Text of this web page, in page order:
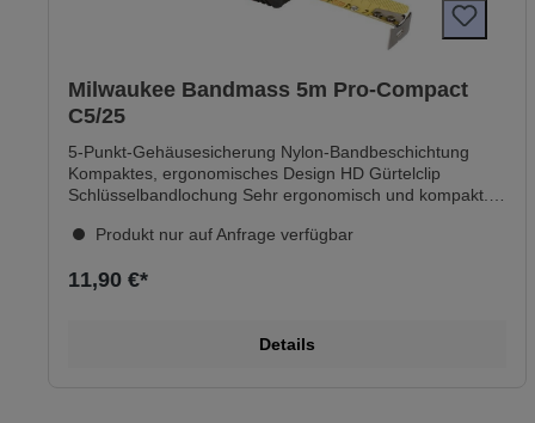
Milwaukee Bandmass 5m Pro-Compact
C5/25
5-Punkt-Gehäusesicherung Nylon-Bandbeschichtung
Kompaktes, ergonomisches Design HD Gürtelclip
Schlüsselbandlochung Sehr ergonomisch und kompakt.
Schutzschicht schützt das Band vor Abnutzung.
stand. Nicht-magnetisch. Deutliche Beschriftung zum
Produkt nur auf Anfrage verfügbar
11,90 €*
Details